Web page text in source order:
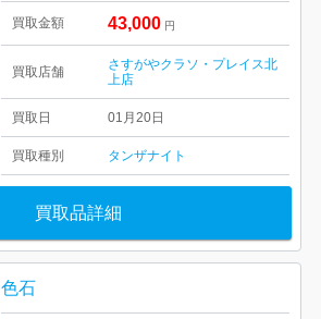
買取金額 43,000 円
買取店舗
さすがやクラソ・プレイス北
上店
買取日 01月20日
買取種別 タンザナイト
買取品詳細
色石